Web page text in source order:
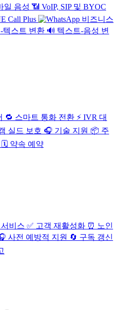
일 음성 📶 VoIP, SIP 및 BYOC
Call Plus
비즈니스
텍스트 변환 🔊 텍스트-음성 변
🔁 스마트 통화 전환 ⚡️ IVR 대
실드 보호 🎧 기술 지원 📦 주
🗓️ 약속 예약
비스 ✅ 고객 재활성화 ⏰ 노인
사전 예방적 지원 🔄 구독 갱신